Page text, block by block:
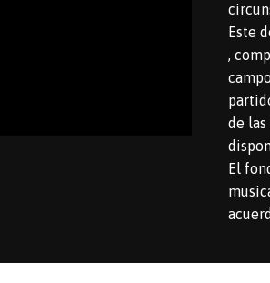
Este
,
de
El